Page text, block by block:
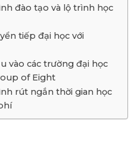
đào tạo và lộ trình học
tiếp đại học với
vào các trường đại học
of Eight
rút ngắn thời gian học